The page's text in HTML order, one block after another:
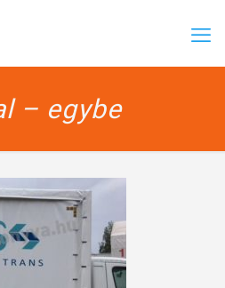
– egybe